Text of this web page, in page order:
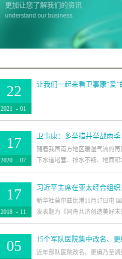
更加让您了解我们的资讯
understand our business
让我们一起来看卫事康“爱”
2021 - 01
22
卫事康：多举措并举战雨季
随着我国南方地区暖湿气流的
下水道堵塞、排水不畅、地面
通畅。随后还对楼顶排水系统
扎带，排除了排水口的堵塞现
清洁工作的死角。对此，项目
等，分区块进行清洗，同时组
2020 - 07
17
习近平主席在亚太经合组
新华社莫尔兹比港11月17日电
发表题为《同舟共济创造美好
奥尼尔总理，尊敬的陶里卡主
2018 - 11
17
15个军队医院集中改名、
近年部队医院改名、更编乃至
05